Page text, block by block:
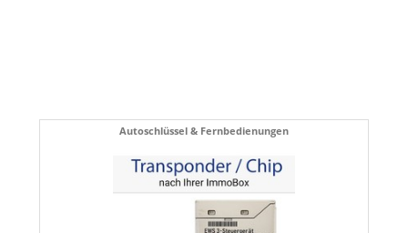
Autoschlüssel & Fernbedienungen